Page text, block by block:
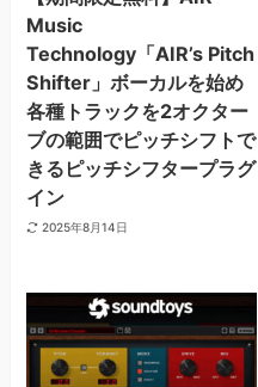
Music
Technology「AIR’s Pitch
Shifter」ボーカルを始め
各種トラックを2オクター
ブの範囲でピッチシフトで
きるピッチシフタープラグ
イン
2025年8月14日